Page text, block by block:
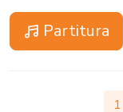
Partitura
1